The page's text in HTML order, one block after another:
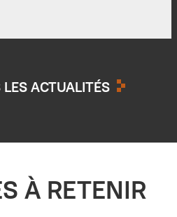
ACTUALITÉS
À RETENIR